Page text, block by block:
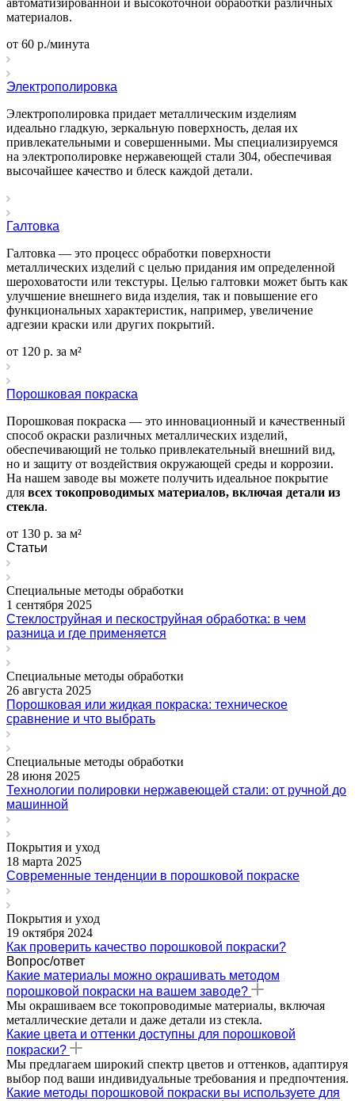
автоматизированной и высокоточной обработки различных
материалов.
от 60 р./минута
Электрополировка
Электрополировка придает металлическим изделиям
идеально гладкую, зеркальную поверхность, делая их
привлекательными и совершенными. Мы специализируемся
на электрополировке нержавеющей стали 304, обеспечивая
высочайшее качество и блеск каждой детали.
Галтовка
Галтовка — это процесс обработки поверхности
металлических изделий с целью придания им определенной
шероховатости или текстуры. Целью галтовки может быть как
улучшение внешнего вида изделия, так и повышение его
функциональных характеристик, например, увеличение
адгезии краски или других покрытий.
от 120 р. за м²
Порошковая покраска
Порошковая покраска — это инновационный и качественный
способ окраски различных металлических изделий,
обеспечивающий не только привлекательный внешний вид,
но и защиту от воздействия окружающей среды и коррозии.
На нашем заводе вы можете получить идеальное покрытие
для всех токопроводимых материалов, включая детали из
стекла.
от 130 р. за м²
Статьи
Специальные методы обработки
1 сентября 2025
Стеклоструйная и пескоструйная обработка: в чем
разница и где применяется
Специальные методы обработки
26 августа 2025
Порошковая или жидкая покраска: техническое
сравнение и что выбрать
Специальные методы обработки
28 июня 2025
Технологии полировки нержавеющей стали: от ручной до
машинной
Покрытия и уход
18 марта 2025
Современные тенденции в порошковой покраске
Покрытия и уход
19 октября 2024
Как проверить качество порошковой покраски?
Вопрос/ответ
Какие материалы можно окрашивать методом
порошковой покраски на вашем заводе?
Мы окрашиваем все токопроводимые материалы, включая
металлические детали и даже детали из стекла.
Какие цвета и оттенки доступны для порошковой
покраски?
Мы предлагаем широкий спектр цветов и оттенков, адаптируя
выбор под ваши индивидуальные требования и предпочтения.
Какие методы порошковой покраски вы используете для